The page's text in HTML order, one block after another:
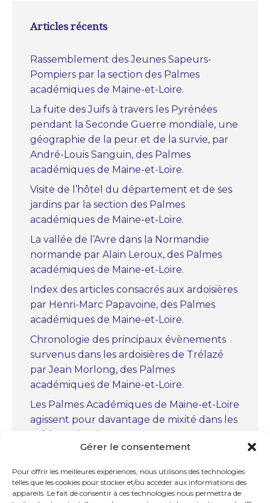
Gérer le consentement
Pour offrir les meilleures expériences, nous utilisons des technologies
telles que les cookies pour stocker et/ou accéder aux informations des
appareils. Le fait de consentir à ces technologies nous permettra de
Articles récents
Rassemblement des Jeunes Sapeurs-
Pompiers par la section des Palmes
académiques de Maine-et-Loire.
La fuite des Juifs à travers les Pyrénées
pendant la Seconde Guerre mondiale, une
géographie de la peur et de la survie, par
André-Louis Sanguin, des Palmes
académiques de Maine-et-Loire.
Visite de l’hôtel du département et de ses
jardins par la section des Palmes
académiques de Maine-et-Loire.
La vallée de l’Avre dans la Normandie
normande par Alain Leroux, des Palmes
académiques de Maine-et-Loire.
Index des articles consacrés aux ardoisières
par Henri-Marc Papavoine, des Palmes
académiques de Maine-et-Loire.
Chronologie des principaux évènements
survenus dans les ardoisières de Trélazé
par Jean Morlong, des Palmes
académiques de Maine-et-Loire.
Les Palmes Académiques de Maine-et-Loire
agissent pour davantage de mixité dans les
métiers scientifiques.
Marc Bourcerie, des Palmes académiques
de Maine-et-Loire.